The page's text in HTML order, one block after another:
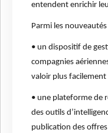
entendent enrichir
Parmi les
• un dispositif de
compagnies
valoir plus
• une plateforme de
des outils
publication des offres